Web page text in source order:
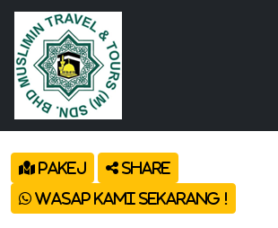
Pakej Share
Wasap Kami Sekarang !